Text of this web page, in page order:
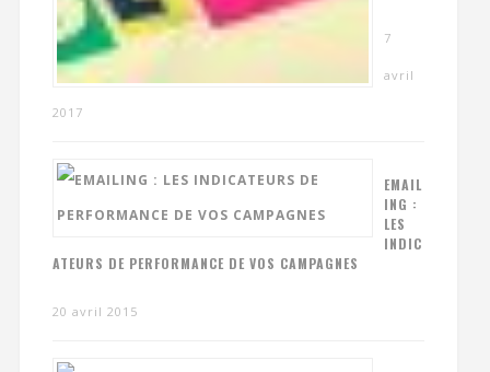
7
avril
2017
EMAIL
ING :
LES
INDIC
ATEURS DE PERFORMANCE DE VOS CAMPAGNES
20 avril 2015